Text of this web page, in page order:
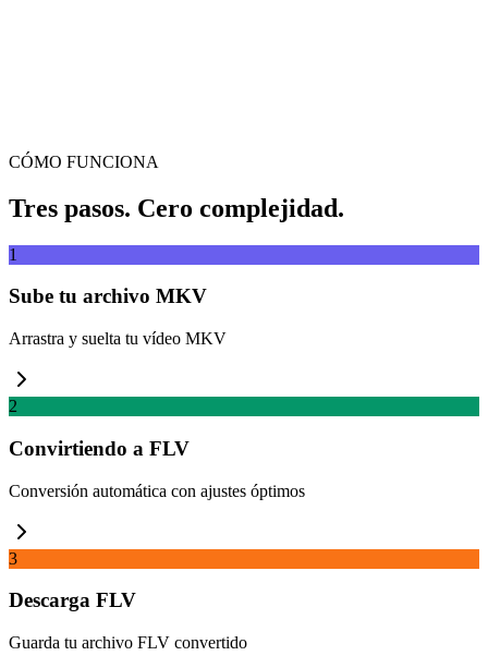
CÓMO FUNCIONA
Tres pasos. Cero complejidad.
1
Sube tu archivo MKV
Arrastra y suelta tu vídeo MKV
2
Convirtiendo a FLV
Conversión automática con ajustes óptimos
3
Descarga FLV
Guarda tu archivo FLV convertido